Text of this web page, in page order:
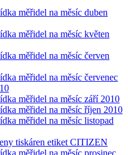
měřidel na měsíc duben
měřidel na měsíc květen
měřidel na měsíc červen
měřidel na měsíc červenec
měřidel na měsíc září 2010
měřidel na měsíc říjen 2010
měřidel na měsíc listopad
tiskáren etiket CITIZEN
měřidel na měsíc prosinec